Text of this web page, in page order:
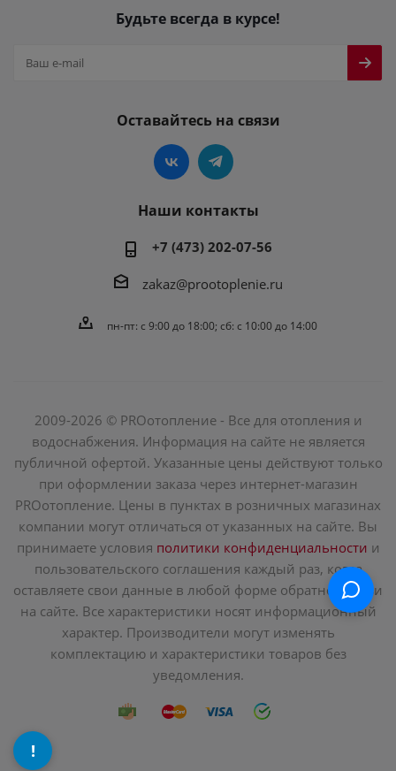
Будьте всегда в курсе!
Оставайтесь на связи
Наши контакты
+7 (473) 202-07-56
zakaz@prootoplenie.ru
пн-пт: c 9:00 до 18:00; сб: с 10:00 до 14:00
2009-2026 © PROотопление - Все для отопления и
водоснабжения. Информация на сайте не является
публичной офертой. Указанные цены действуют только
при оформлении заказа через интернет-магазин
PROотопление. Цены в пунктах в розничных магазинах
компании могут отличаться от указанных на сайте. Вы
принимаете условия политики конфиденциальности и
пользовательского соглашения каждый раз, когда
оставляете свои данные в любой форме обратной связи
на сайте. Все характеристики носят информационный
характер. Производители могут изменять
комплектацию и характеристики товаров без
уведомления.
!